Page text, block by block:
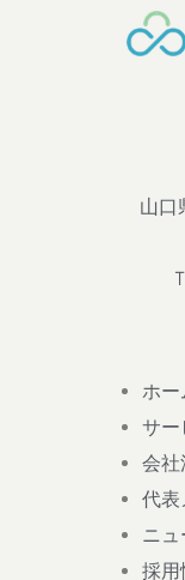
山口
ホー
サー
会社
代表
ニュ
採用